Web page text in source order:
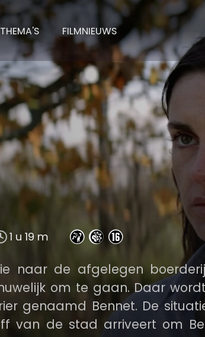
THEMA'S FILMNIEUWS
1 u 19 m
naar de afgelegen
om te gaan. Daar
genaamd Bennet. De
van de stad arriveert om